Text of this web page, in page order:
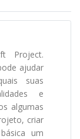
Project.
ajudar
suas
e
algumas
criar
um